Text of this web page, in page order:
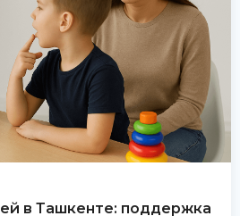
в Ташкенте: поддержка